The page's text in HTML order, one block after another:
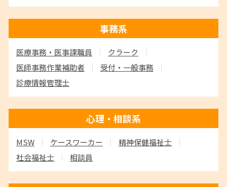
事務系
医療事務・医事課職員
クラーク
医師事務作業補助者
受付・一般事務
診療情報管理士
心理・相談系
MSW ケースワーカー
精神保健福祉士
社会福祉士
相談員